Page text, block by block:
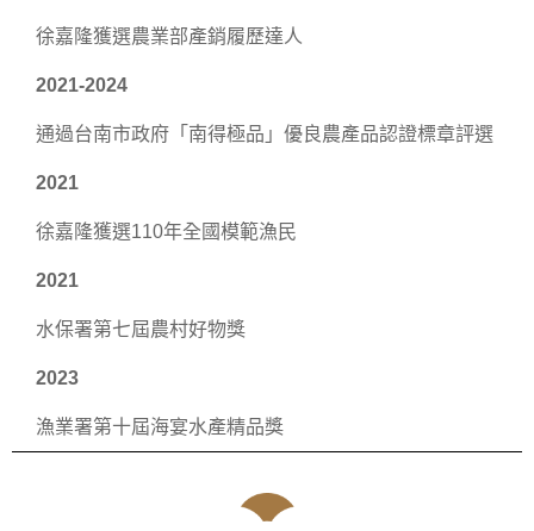
徐嘉隆獲選農業部產銷履歷達人
2021-2024
通過台南市政府「南得極品」優良農產品認證標章評選
2021
徐嘉隆獲選110年全國模範漁民
2021
水保署第七屆農村好物獎
2023
漁業署第十屆海宴水產精品獎